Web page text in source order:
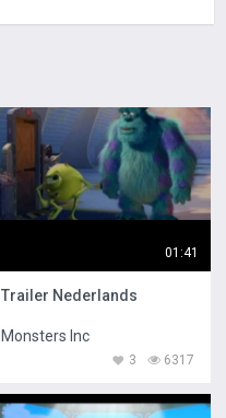
01:41
Trailer Nederlands
Monsters Inc
6317
3